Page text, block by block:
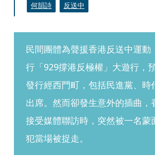
何韻詩 反送中
民間團體為聲援香港反送中運動
行「929撐港反極權」大遊行，
發行經西門町，包括民進黨、時
出席。然而卻發生意外的插曲，
接受媒體聯訪時，突然被一名蒙
犯當場被捉走。